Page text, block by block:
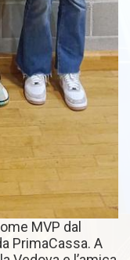
MVP dal
PrimaCassa. A